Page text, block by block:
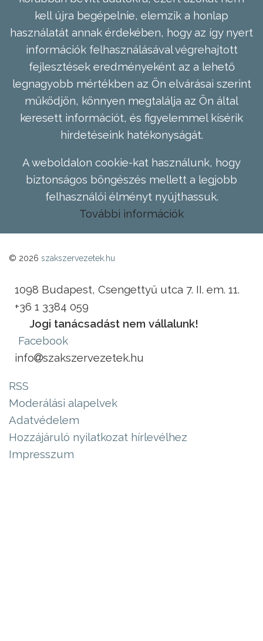
kell újra begépelnie, elemzik a honlap
használatát annak érdekében, hogy az így nyert
információk felhasználásával végrehajtott
fejlesztések eredményeként az a lehető
legnagyobb mértékben az Ön elvárásai szerint
működjön, könnyen megtalálja az Ön által
keresett információt, és figyelemmel kísérik
hirdetéseink hatékonyságát.
A weboldalon cookie-kat használunk, hogy
biztonságos böngészés mellett a legjobb
felhasználói élményt nyújthassuk.
További információk
© 2026 szakszervezetek.hu
1098 Budapest, Csengettyű utca 7. II. em. 11.
+36 1 3384 059
Jogi tanácsadást nem vállalunk!
Facebook
info
szakszervezetek.hu
RSS
Moderálási alapelvek
Adatvédelem
Hozzájáruló nyilatkozat hírlevélhez
Impresszum